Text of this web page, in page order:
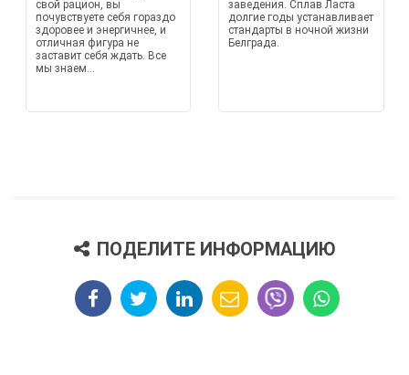
свой рацион, вы
почувствуете себя гораздо
здоровее и энергичнее, и
отличная фигура не
заставит себя ждать. Все
мы знаем...
заведения. Сплав Ласта
долгие годы устанавливает
стандарты в ночной жизни
Белграда.
ПОДЕЛИТЕ ИНФОРМАЦИЮ